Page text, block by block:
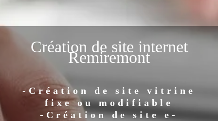
Création de site internet
Remiremont
-Création de site vitrine
fixe ou modifiable
-Création de site e-